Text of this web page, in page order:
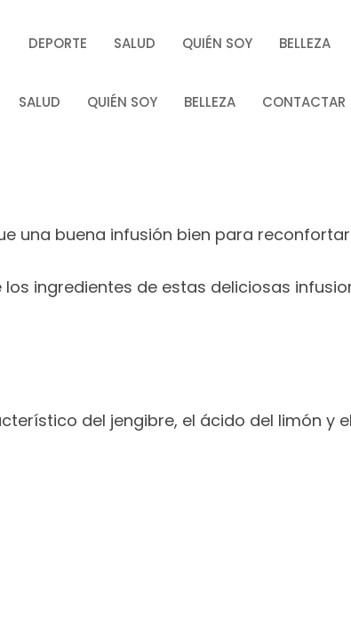
DEPORTE SALUD QUIÉN SOY BELLEZA
SALUD QUIÉN SOY BELLEZA CONTACTAR
una buena infusión bien para
ingredientes de estas deliciosas
del jengibre, el ácido del limón y